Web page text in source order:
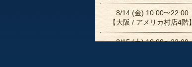
8/14 (金) 10:00〜22:00
【大阪 / アメリカ村店4階】
8/15 (土) 10:00〜22:00